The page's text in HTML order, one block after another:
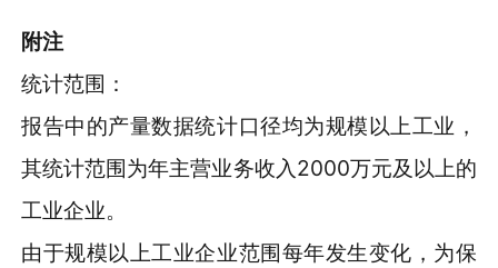
附注
统计范围：
报告中的产量数据统计口径均为规模以上工业，
其统计范围为年主营业务收入2000万元及以上的
工业企业。
由于规模以上工业企业范围每年发生变化，为保